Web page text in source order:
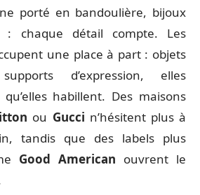
porté en bandoulière, bijoux
chaque détail compte. Les
une place à part : objets
d’expression, elles
habillent. Des maisons
ou Gucci n’hésitent plus à
tandis que des labels plus
Good American ouvrent le